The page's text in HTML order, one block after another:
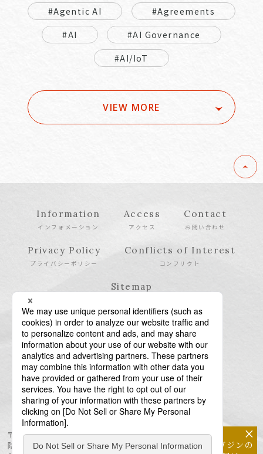
#Agentic AI
#Agreements
#AI
#AI Governance
#AI/IoT
VIEW MORE
Information
インフォメーション
Access
アクセス
Contact
お問い合わせ
Privacy Policy
プライバシーポリシー
Conflicts of Interest
コンフリクト
Sitemap
〒106-6123 東京都港区六本木6-10-1 六本木ヒルズ森タワー23
階
×
メールマガジンの